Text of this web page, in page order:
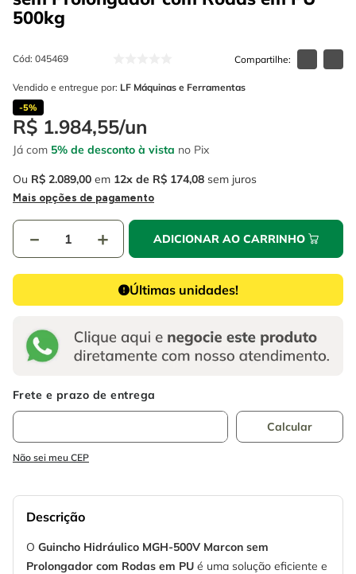
500kg
Cód: 045469
Vendido e entregue por: LF Máquinas e Ferramentas
-5%
R$ 1.984,55/un
Já com 5% de desconto à vista no Pix
Ou R$ 2.089,00 em 12 R$ 174,08 sem juros
Mais opções de pagamento
＋
－ ADICIONAR AO CARRINHO
Últimas unidades!
Não sei meu CEP
Descrição
O Guincho Hidráulico MGH-500V Marcon sem
Prolongador com Rodas em PU é uma solução eficiente e
6º fio
9º
10º serra copo
º escada
º fio
º chave impacto
disco corte
º